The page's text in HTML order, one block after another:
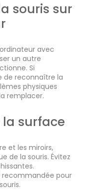
souris sur
avec
un autre
Si
de reconnaître la
physiques
remplacer.
la surface
et les miroirs,
de la souris. Évitez
recommandée pour